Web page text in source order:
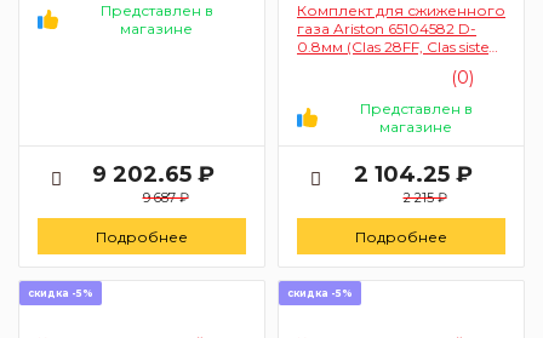
Представлен в
магазине
9 202.65 ₽
9 687 ₽
Подробнее
Комплект для сжиженного
газа Ariston 65104582 D-
0.8мм (Clas 28FF, Clas sistem
(0)
Представлен в
магазине
2 104.25 ₽
2 215 ₽
Подробнее
скидка -5% скидка -5%